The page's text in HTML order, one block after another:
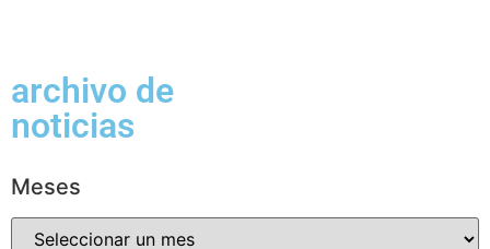
archivo de
noticias
Meses